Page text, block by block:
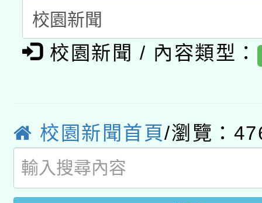
「數位內容與教學軟體
pilot」
有關大陸委員會函釋公
轉知經濟部水利署委託
用水績優單位及節水達
動」
桃園市孔廟祈福系列
開 智慧啟航」
2026年桃園地景藝術
校園新聞 / 內容類型：
校園新聞首頁/瀏覽：